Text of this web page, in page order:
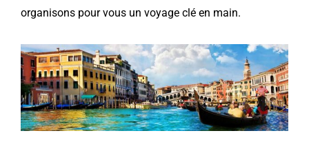
organisons pour vous un voyage clé en main.